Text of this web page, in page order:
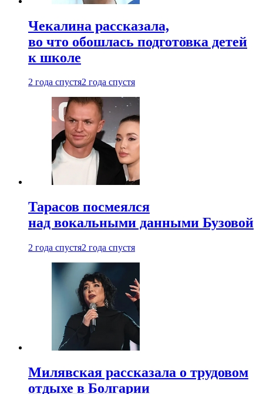
Чекалина рассказала,
во что обошлась подготовка детей
к школе
2 года спустя2 года спустя
Тарасов посмеялся
над вокальными данными Бузовой
2 года спустя2 года спустя
Милявская рассказала о трудовом
отдыхе в Болгарии